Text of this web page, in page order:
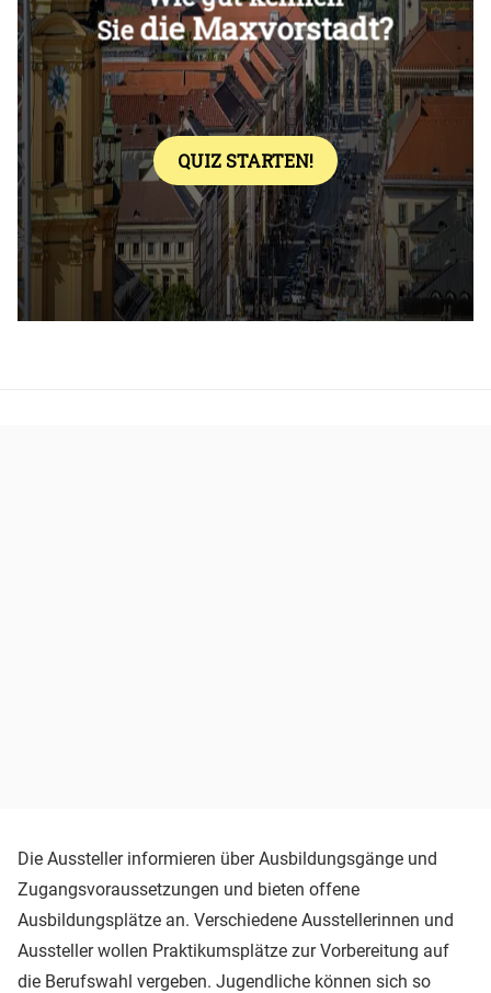
Die Aussteller informieren über Ausbildungsgänge und
Zugangsvoraussetzungen und bieten offene
Ausbildungsplätze an. Verschiedene Ausstellerinnen und
Aussteller wollen Praktikumsplätze zur Vorbereitung auf
die Berufswahl vergeben. Jugendliche können sich so